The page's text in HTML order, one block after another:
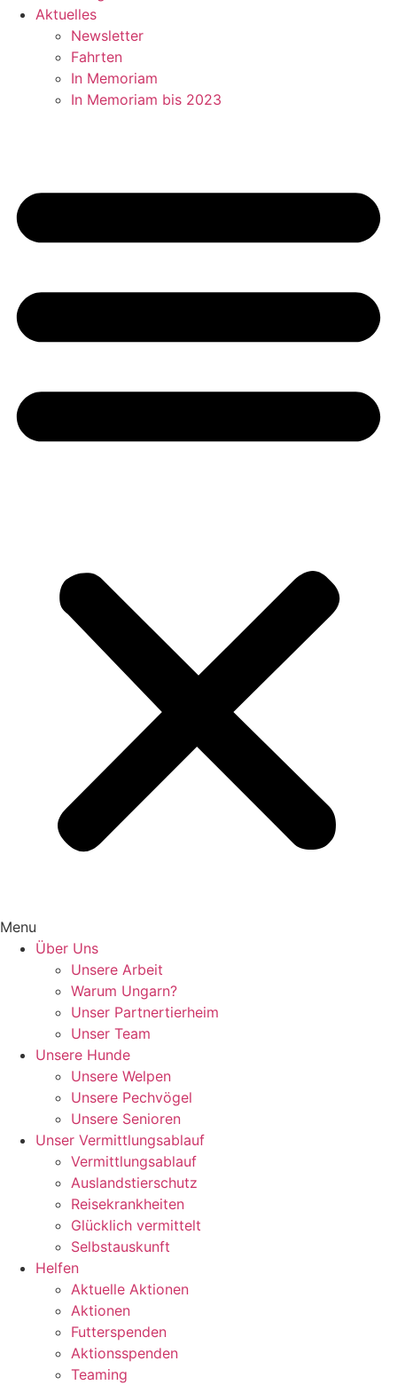
Aktuelles
Newsletter
Fahrten
In Memoriam
In Memoriam bis 2023
Menu
Über Uns
Unsere Arbeit
Warum Ungarn?
Unser Partnertierheim
Unser Team
Unsere Hunde
Unsere Welpen
Unsere Pechvögel
Unsere Senioren
Unser Vermittlungsablauf
Vermittlungsablauf
Auslandstierschutz
Reisekrankheiten
Glücklich vermittelt
Selbstauskunft
Helfen
Aktuelle Aktionen
Aktionen
Futterspenden
Aktionsspenden
Teaming